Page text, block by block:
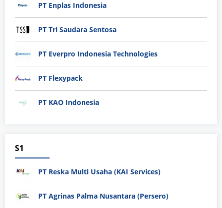
PT Enplas Indonesia
PT Tri Saudara Sentosa
PT Everpro Indonesia Technologies
PT Flexypack
PT KAO Indonesia
S1
PT Reska Multi Usaha (KAI Services)
PT Agrinas Palma Nusantara (Persero)